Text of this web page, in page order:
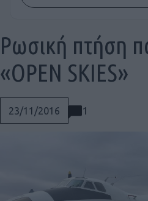
23/11/2016 1
Ρωσική πτήση
«OPEN SKIES»